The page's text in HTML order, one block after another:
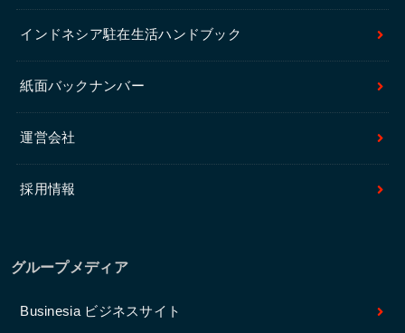
インドネシア駐在生活ハンドブック
紙面バックナンバー
運営会社
採用情報
グループメディア
Businesia ビジネスサイト